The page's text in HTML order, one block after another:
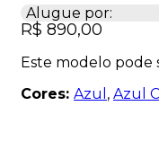
Alugue por:
R$ 890,00
Este modelo pode
Cores: Azul , Azul